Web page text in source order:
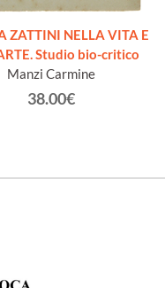
ZATTINI NELLA VITA E
Studio bio-critico
Manzi Carmine
38.00€